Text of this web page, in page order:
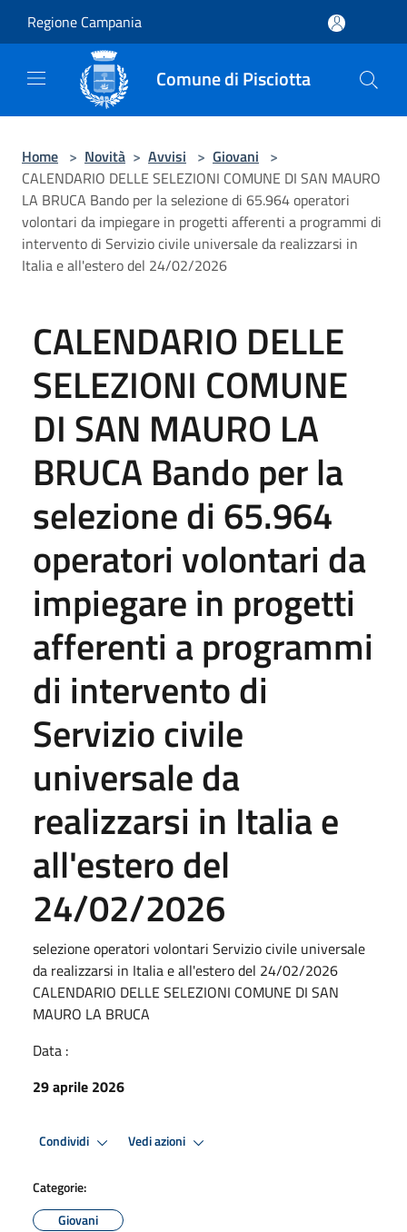
Regione Campania
Comune di Pisciotta
Home > Novità > Avvisi > Giovani >
CALENDARIO DELLE SELEZIONI COMUNE DI SAN MAURO
LA BRUCA Bando per la selezione di 65.964 operatori
volontari da impiegare in progetti afferenti a programmi di
intervento di Servizio civile universale da realizzarsi in
Italia e all'estero del 24/02/2026
CALENDARIO DELLE
SELEZIONI COMUNE
DI SAN MAURO LA
BRUCA Bando per la
selezione di 65.964
operatori volontari da
impiegare in progetti
afferenti a programmi
di intervento di
Servizio civile
universale da
realizzarsi in Italia e
all'estero del
24/02/2026
selezione operatori volontari Servizio civile universale
da realizzarsi in Italia e all'estero del 24/02/2026
CALENDARIO DELLE SELEZIONI COMUNE DI SAN
MAURO LA BRUCA
Data :
29 aprile 2026
Condividi Vedi azioni
Categorie:
Giovani